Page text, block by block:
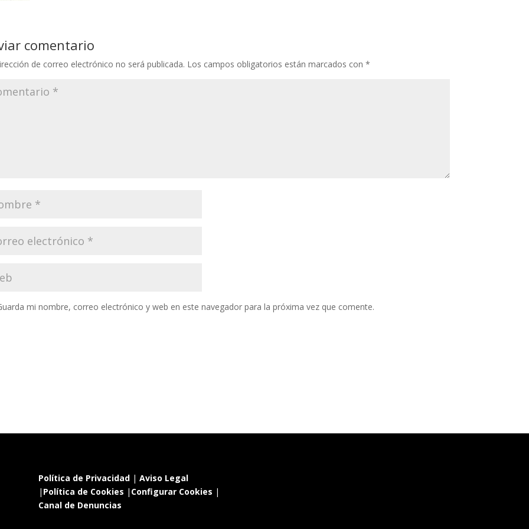
comentario
de correo electrónico no será publicada. Los campos obligatorios están marcados con *
mi nombre, correo electrónico y web en este navegador para la próxima vez que comente.
Política de Privacidad| Aviso Legal
| Política de Cookies | Configurar Cookies |
Canal de Denuncias